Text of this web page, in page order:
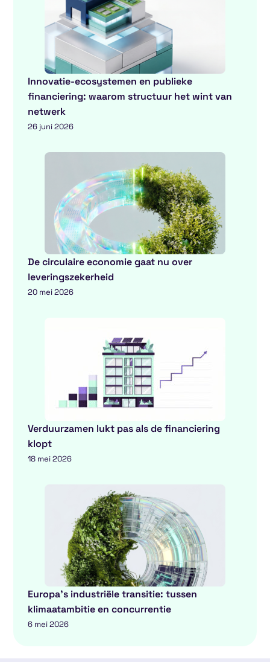
Innovatie-ecosystemen en publieke
financiering: waarom structuur het wint van
netwerk
26 juni 2026
De circulaire economie gaat nu over
leveringszekerheid
20 mei 2026
Verduurzamen lukt pas als de financiering
klopt
18 mei 2026
Europa’s industriële transitie: tussen
klimaatambitie en concurrentie
6 mei 2026